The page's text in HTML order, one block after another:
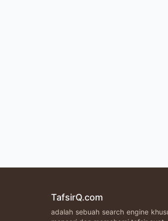
TafsirQ.com
adalah sebuah search engine